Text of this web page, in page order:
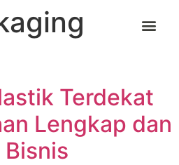
Terdekat
Lengkap dan